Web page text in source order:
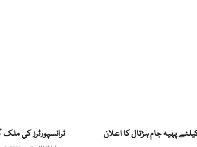
پہیہ جام ہڑتال کا اعلان ٹرانسپورٹرز کی ملک